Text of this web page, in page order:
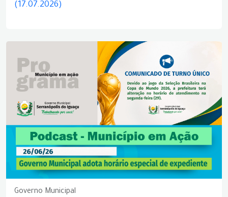
(17.07.2026)
Governo Municipal